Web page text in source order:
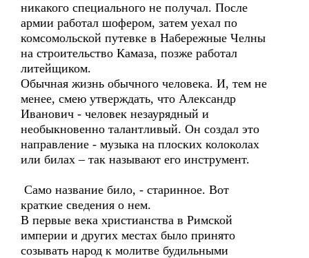
никакого специального не получал. После
армии работал шофером, затем уехал по
комсомольской путевке в Набережные Челны
на строительство Камаза, позже работал
литейщиком.
Обычная жизнь обычного человека. И, тем не
менее, смею утверждать, что Александр
Иванович - человек незаурядный и
необыкновенно талантливый. Он создал это
направление - музыка на плоских колоколах
или билах – так называют его инструмент.
Само название било, - старинное. Вот
краткие сведения о нем.
В первые века христианства в Римской
империи и других местах было принято
созывать народ к молитве будильными